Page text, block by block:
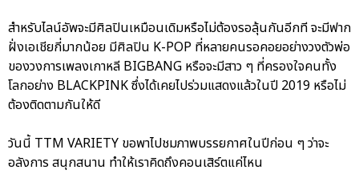
สำหรับไลน์อัพจะมีศิลปินเหมือนเดิมหรือไม่ต้องรอลุ้นกันอีกที จะมีฟาก
ฝั่งเอเชียกี่มากน้อย มีศิลปิน K-POP ที่หลายคนรอคอยอย่างวงตัวพ่อ
ของวงการเพลงเกาหลี BIGBANG หรือจะมีสาว ๆ ที่ครองใจคนทั้ง
โลกอย่าง BLACKPINK ซึ่งได้เคยไปร่วมแสดงแล้วในปี 2019 หรือไม่
ต้องติดตามกันให้ดี
วันนี้ TTM VARIETY ขอพาไปชมภาพบรรยกาศในปีก่อน ๆ ว่าจะ
อลังการ สนุกสนาน ทำให้เราคิดถึงคอนเสิร์ตแค่ไหน